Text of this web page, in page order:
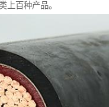
上百种产品。